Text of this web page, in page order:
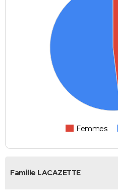
Femmes
Famille LACAZETTE